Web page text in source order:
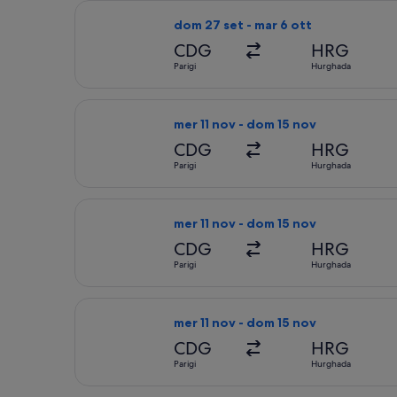
dom 27 set - mar 6 ott
CDG
Parigi
HRG
Hurghada
mer 11 nov - dom 15 nov
CDG
Parigi
HRG
Hurghada
mer 11 nov - dom 15 nov
CDG
Parigi
HRG
Hurghada
mer 11 nov - dom 15 nov
CDG
Parigi
HRG
Hurghada